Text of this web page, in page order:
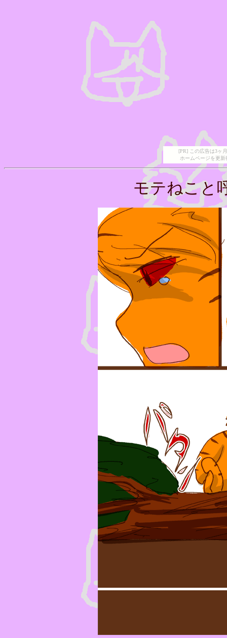
[PR] この広告は3ヶ
ホームページを更
モテねこと